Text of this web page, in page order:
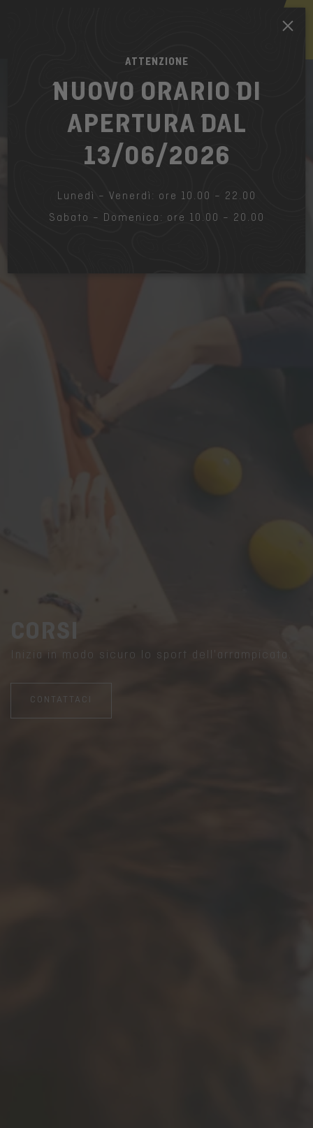
IT
CORSI
Inizia in modo sicuro lo sport dell'arrampicata.
CONTATTACI
ATTENZIONE
NUOVO ORARIO DI
APERTURA DAL
13/06/2026
Lunedì – Venerdì: ore 10.00 – 22.00
Sabato – Domenica: ore 10.00 – 20.00